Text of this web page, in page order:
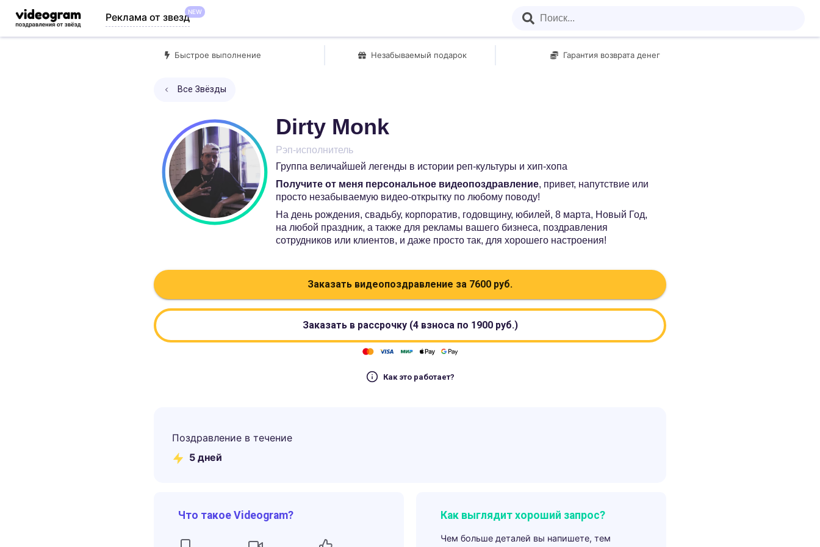
Реклама от звездNEW
Быстрое выполнение Незабываемый подарок Гарантия возврата денег
Все Звёзды
Dirty Monk
Рэп-исполнитель
Группа величайшей легенды в истории реп-культуры и хип-хопа
Получите от меня персональное видеопоздравление, привет, напутствие или
просто незабываемую видео-открытку по любому поводу!
На день рождения, свадьбу, корпоратив, годовщину, юбилей, 8 марта, Новый Год,
на любой праздник, а также для рекламы вашего бизнеса, поздравления
сотрудников или клиентов, и даже просто так, для хорошего настроения!
Заказать видеопоздравление за 7600 руб.
Заказать в рассрочку (4 взноса по 1900руб.)
Как это работает?
Поздравление в течение
5 дней
Что такое Videogram? Как выглядит хороший запрос?
Чем больше деталей вы напишете, тем